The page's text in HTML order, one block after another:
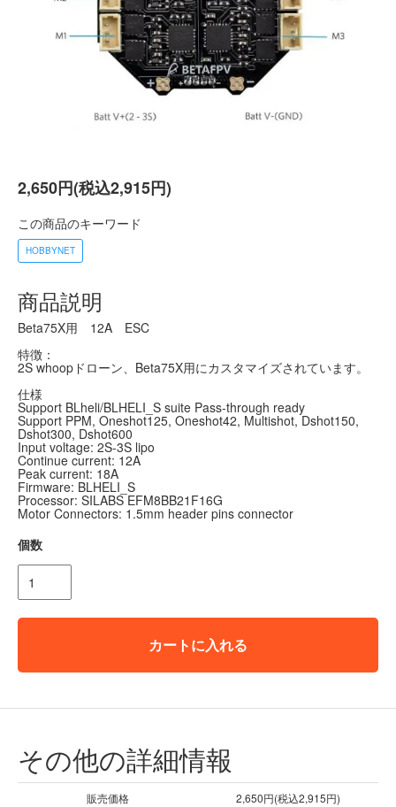
2,650円(税込2,915円)
この商品のキーワード
HOBBYNET
商品説明
Beta75X用 12A ESC
特徴：
2S whoopドローン、Beta75X用にカスタマイズされています。
仕様
Support BLheli/BLHELI_S suite Pass-through ready
Support PPM, Oneshot125, Oneshot42, Multishot, Dshot150,
Dshot300, Dshot600
Input voltage: 2S-3S lipo
Continue current: 12A
Peak current: 18A
Firmware: BLHELI_S
Processor: SILABS EFM8BB21F16G
Motor Connectors: 1.5mm header pins connector
個数
カートに入れる
その他の詳細情報
販売価格
2,650円(税込2,915円)